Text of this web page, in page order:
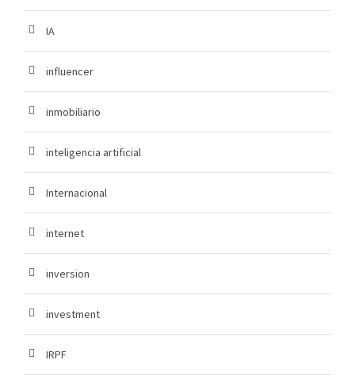
IA
influencer
inmobiliario
inteligencia artificial
Internacional
internet
inversion
investment
IRPF